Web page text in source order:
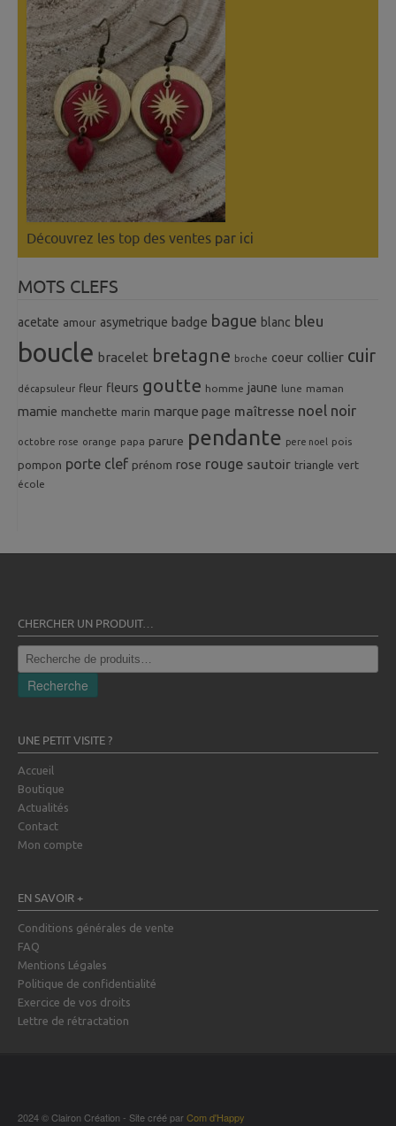
Découvrez les top des ventes par ici
MOTS CLEFS
acetate amour asymetrique badge bague blanc bleu
boucle bracelet bretagne broche coeur collier cuir
décapsuleur fleur fleurs goutte homme jaune lune maman
mamie manchette marin marque page maîtresse noel noir
octobre rose orange papa parure pendante pere noel pois
pompon porte clef prénom rose rouge sautoir triangle vert
école
CHERCHER UN PRODUIT…
Recherche
pour :
Recherche
UNE PETIT VISITE ?
Accueil
Boutique
Actualités
Contact
Mon compte
EN SAVOIR +
Conditions générales de vente
FAQ
Mentions Légales
Politique de confidentialité
Exercice de vos droits
Lettre de rétractation
2024 © Clairon Création - Site créé parCom d'Happy